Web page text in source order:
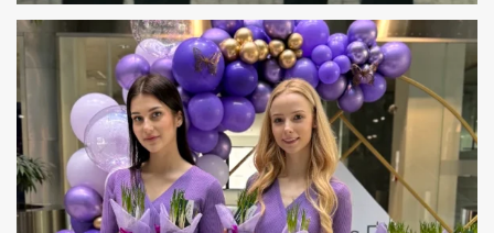
HOSTOWIE DZIEŃ KOBIET GDAŃSK